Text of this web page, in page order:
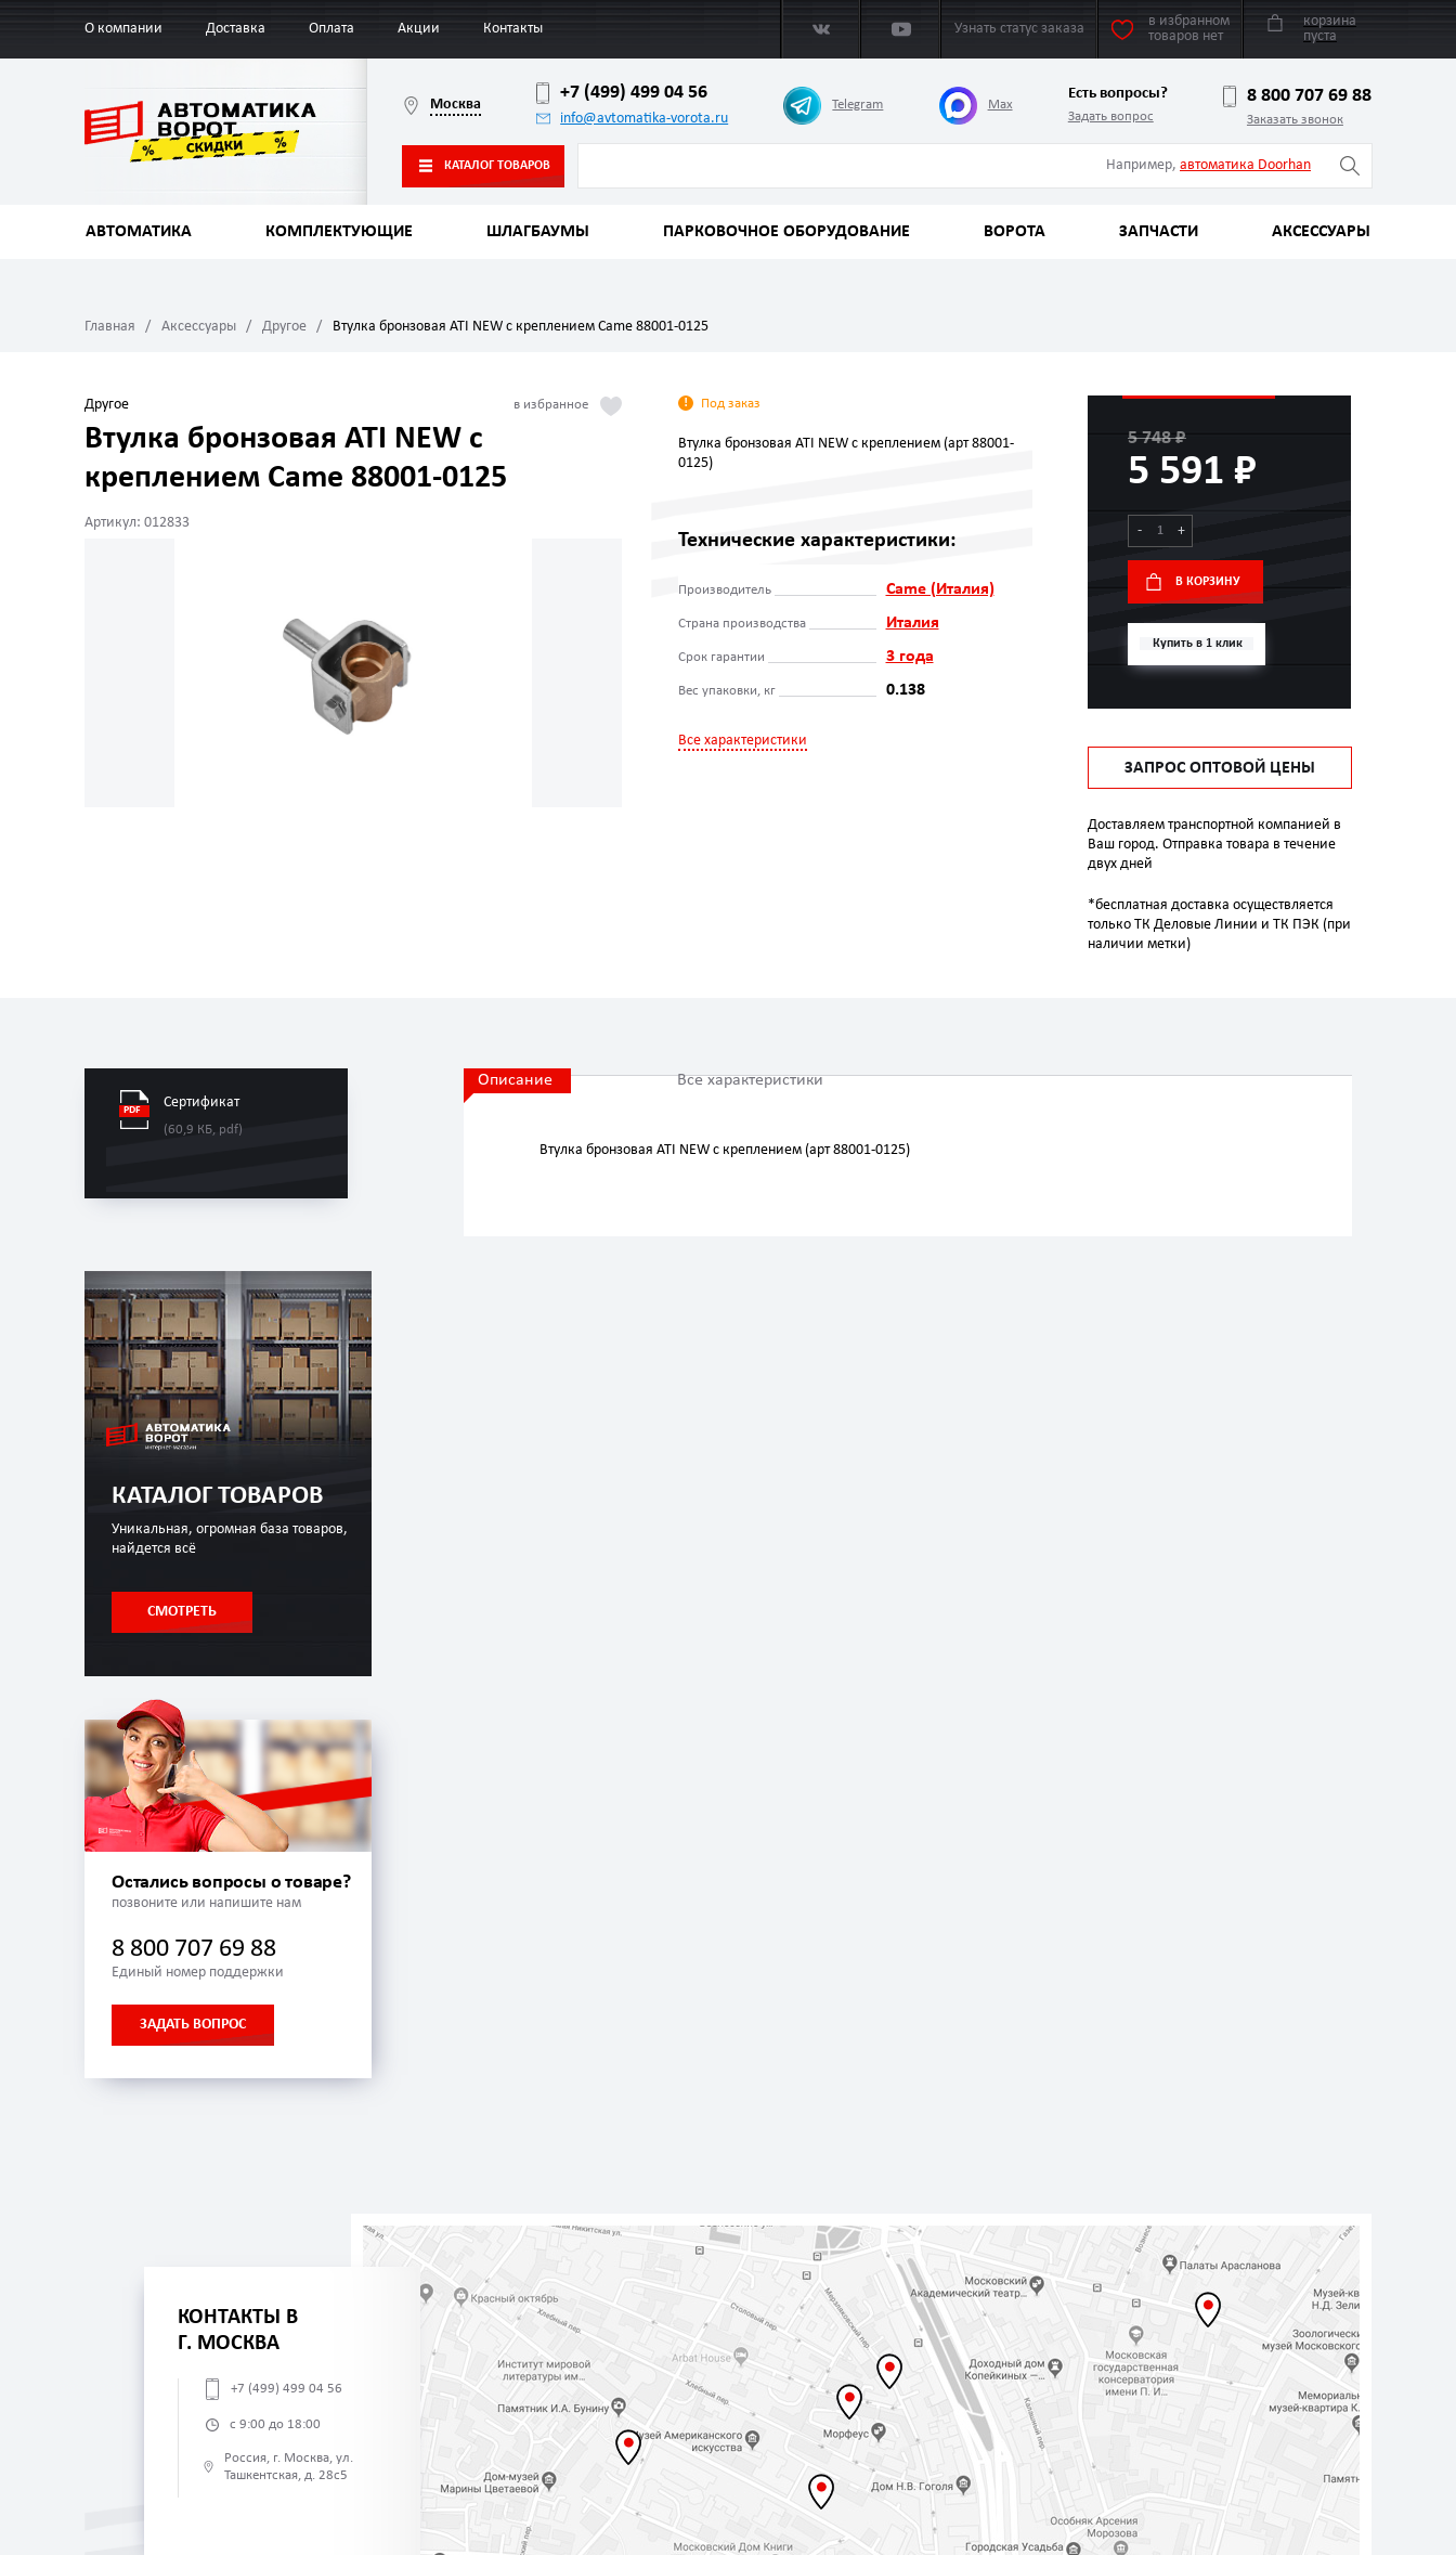
О компании Доставка Оплата Акции Контакты Узнать статус заказа
в избранном
товаров нет
корзина
пуста
Москва
+7 (499) 499 04 56
info@avtomatika-vorota.ru
Telegram Max
Есть вопросы?
Задать вопрос
8 800 707 69 88
Заказать звонок
КАТАЛОГ ТОВАРОВ Например, автоматика Doorhan
АВТОМАТИКА КОМПЛЕКТУЮЩИЕ ШЛАГБАУМЫ ПАРКОВОЧНОЕ ОБОРУДОВАНИЕ ВОРОТА ЗАПЧАСТИ АКСЕССУАРЫ
Главная Аксессуары Другое Втулка бронзовая ATI NEW с креплением Came 88001-0125
Другое
Втулка бронзовая ATI NEW с
креплением Came 88001-0125
Артикул: 012833
Под заказ
Втулка бронзовая ATI NEW с креплением (арт 88001-
0125)
Технические характеристики:
Производитель Came (Италия)
Страна производства Италия
Срок гарантии 3 года
Вес упаковки, кг 0.138
Все характеристики
5 748 ₽
5 591 ₽
- +
В КОРЗИНУ
Купить в 1 клик
ЗАПРОС ОПТОВОЙ ЦЕНЫ
Доставляем транспортной компанией в
Ваш город. Отправка товара в течение
двух дней
*бесплатная доставка осуществляется
только ТК Деловые Линии и ТК ПЭК (при
наличии метки)
Сертификат
(60,9 КБ, pdf)
КАТАЛОГ ТОВАРОВ
Уникальная, огромная база товаров,
найдется всё
СМОТРЕТЬ
Остались вопросы о товаре?
позвоните или напишите нам
8 800 707 69 88
Единый номер поддержки
ЗАДАТЬ ВОПРОС
Описание Все характеристики
Втулка бронзовая ATI NEW с креплением (арт 88001-0125)
КОНТАКТЫ В
Г. МОСКВА
+7 (499) 499 04 56
с 9:00 до 18:00
Россия, г. Москва, ул.
Ташкентская, д. 28с5